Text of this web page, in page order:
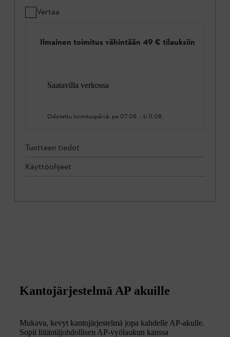
Vertaa
Ilmainen toimitus vähintään 49 € tilauksiin
Saatavilla verkossa
Odotettu toimituspäivä: pe 07.08. - ti 11.08.
Tuotteen tiedot
Käyttöohjeet
Kantojärjestelmä AP akuille
Mukava, kevyt kantojärjestelmä jopa kahdelle AP-akulle.
Sopii liitäntäjohdollisen AP-vyölaukun kanssa